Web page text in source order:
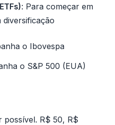
: Para começar em
diversificação
o Ibovespa
o S&P 500 (EUA)
possível. R$ 50, R$